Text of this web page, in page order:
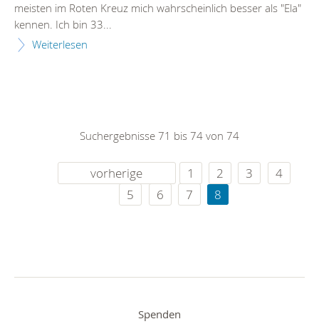
meisten im Roten Kreuz mich wahrscheinlich besser als "Ela"
kennen. Ich bin 33...
Weiterlesen
Suchergebnisse 71 bis 74 von 74
vorherige 1 2 3
4
5
6 7 8
Spenden